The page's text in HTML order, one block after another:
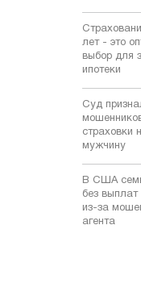
лет - это
выбор для
ипотеки
Суд
страховки
мужчину
В США
без выплат
из-за
агента